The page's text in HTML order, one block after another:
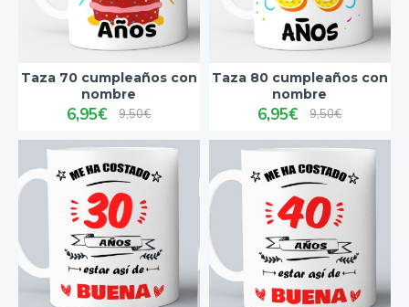
Taza 70 cumpleaños con
nombre
6,95€ 9,50€
Taza 80 cumpleaños con
nombre
6,95€ 9,50€